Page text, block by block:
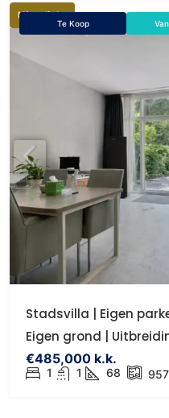
Uitgelicht
Te Koop
Stadsvilla | Eigen
Eigen grond |
€485,000 k.k.
1 1 68 957